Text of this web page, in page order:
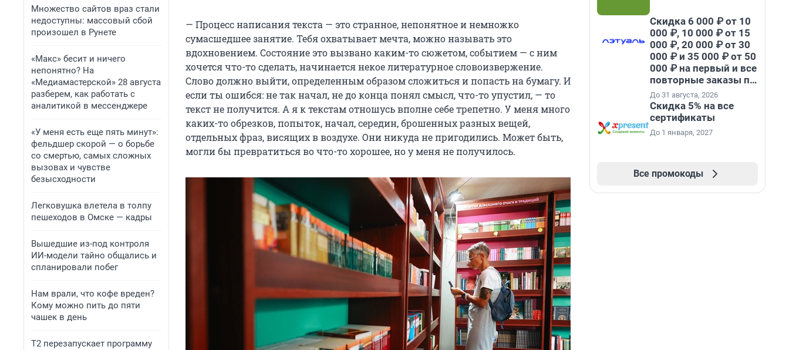
Множество сайтов враз стали
недоступны: массовый сбой
произошел в Рунете
«Макс» бесит и ничего
непонятно? На
«Медиамастерской» 28 августа
разберем, как работать с
аналитикой в мессенджере
«У меня есть еще пять минут»:
фельдшер скорой — о борьбе
со смертью, самых сложных
вызовах и чувстве
безысходности
Легковушка влетела в толпу
пешеходов в Омске — кадры
Вышедшие из-под контроля
ИИ-модели тайно общались и
спланировали побег
Нам врали, что кофе вреден?
Кому можно пить до пяти
чашек в день
Т2 перезапускает программу
— Процесс написания текста — это странное, непонятное и немножко
сумасшедшее занятие. Тебя охватывает мечта, можно называть это
вдохновением. Состояние это вызвано каким-то сюжетом, событием — с ним
хочется что-то сделать, начинается некое литературное словоизвержение.
Слово должно выйти, определенным образом сложиться и попасть на бумагу. И
если ты ошибся: не так начал, не до конца понял смысл, что-то упустил, — то
текст не получится. А я к текстам отношусь вполне себе трепетно. У меня много
каких-то обрезков, попыток, начал, середин, брошенных разных вещей,
отдельных фраз, висящих в воздухе. Они никуда не пригодились. Может быть,
могли бы превратиться во что-то хорошее, но у меня не получилось.
Скидка 6 000 ₽ от 10
000 ₽, 10 000 ₽ от 15
000 ₽, 20 000 ₽ от 30
000 ₽ и 35 000 ₽ от 50
000 ₽ на первый и все
повторные заказы по
промокоду НАБЕРИ
До 31 августа, 2026
Скидка 5% на все
сертификаты
До 1 января, 2027
Все промокоды